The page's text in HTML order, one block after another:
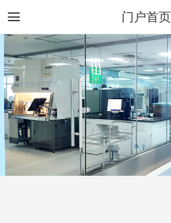
门户首页